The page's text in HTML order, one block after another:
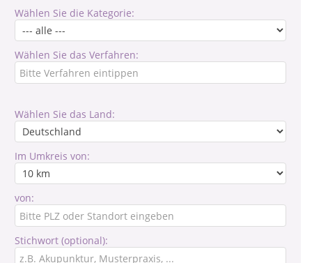
Wählen Sie die Kategorie:
Wählen Sie das Verfahren:
Wählen Sie das Land:
Im Umkreis von:
von:
Stichwort (optional):